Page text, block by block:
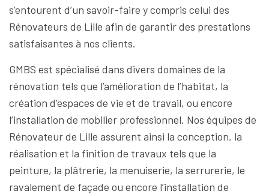
s’entourent d’un savoir-faire y compris celui des
Rénovateurs de Lille afin de garantir des prestations
satisfaisantes à nos clients.
GMBS est spécialisé dans divers domaines de la
rénovation tels que l’amélioration de l’habitat, la
création d’espaces de vie et de travail, ou encore
l’installation de mobilier professionnel. Nos équipes de
Rénovateur de Lille assurent ainsi la conception, la
réalisation et la finition de travaux tels que la
peinture, la plâtrerie, la menuiserie, la serrurerie, le
ravalement de façade ou encore l’installation de